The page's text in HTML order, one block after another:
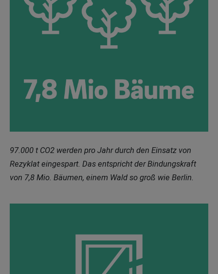
97.000 t CO2 werden pro Jahr durch den Einsatz von
Rezyklat eingespart. Das entspricht der Bindungskraft
von 7,8 Mio. Bäumen, einem Wald so groß wie Berlin.